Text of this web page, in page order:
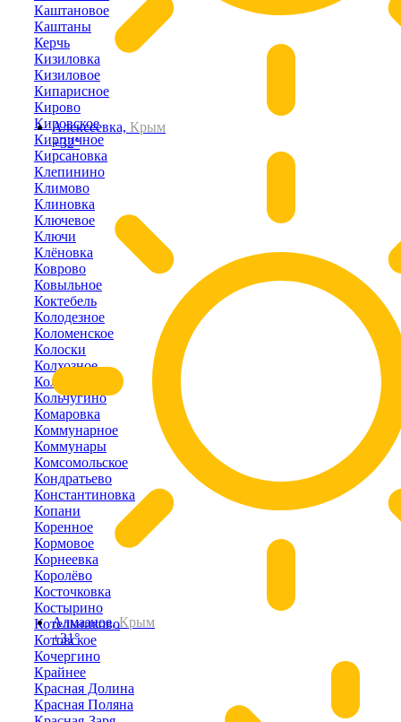
Алексеевка, Крым
+32°
Алмазное,Крым
+31°
Каштановое
Каштаны
Керчь
Кизиловка
Кизиловое
Кипарисное
Кирово
Кировское
Кирпичное
Кирсановка
Клепинино
Климово
Клиновка
Ключевое
Ключи
Клёновка
Коврово
Ковыльное
Коктебель
Колодезное
Коломенское
Колоски
Колхозное
Кольцово
Кольчугино
Комаровка
Коммунарное
Коммунары
Комсомольское
Кондратьево
Константиновка
Копани
Коренное
Кормовое
Корнеевка
Королёво
Косточковка
Костырино
Котельниково
Котовское
Кочергино
Крайнее
Красная Долина
Красная Поляна